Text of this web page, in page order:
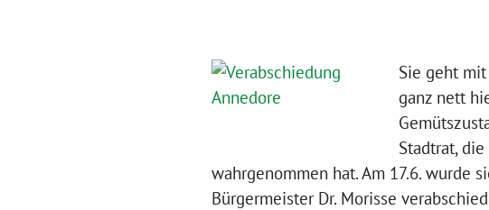
Sie geht
ganz nett
Stadtrat,
wahrgenommen hat.Am 17.6. wurde
Bürgermeister Dr. Morisse